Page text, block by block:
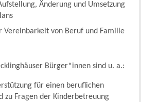
Änderung und Umsetzung
von Beruf und Familie
Bürger*innen sind u. a.:
für einen beruflichen
zu Fragen der Kinderbetreuung